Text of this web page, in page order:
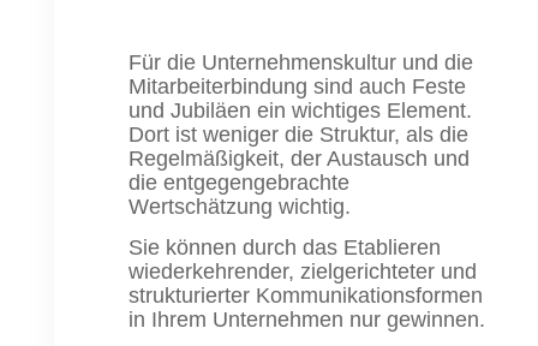
Für die Unternehmenskultur und die
Mitarbeiterbindung sind auch Feste
und Jubiläen ein wichtiges Element.
Dort ist weniger die Struktur, als die
Regelmäßigkeit, der Austausch und
die entgegengebrachte
Wertschätzung wichtig.
Sie können durch das Etablieren
wiederkehrender, zielgerichteter und
strukturierter Kommunikationsformen
in Ihrem Unternehmen nur gewinnen.